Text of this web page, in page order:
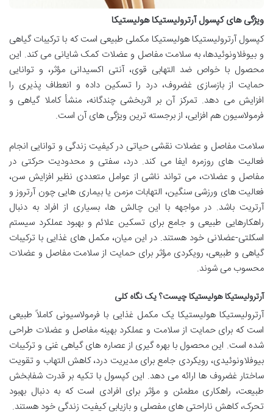
ویژگی های کپسول آرترولیستیکا هولیستیکا
کپسول آرترولیستیکا هولیستیکا مکملی طبیعی است که با ترکیبات گیاهی
و بیوفلاونوئیدها، به سلامت مفاصل و عضلات کمک شایانی می کند. این
محصول با خواص ضد التهابی قوی، آنتی اکسیدانی مؤثر، و توانایی
حمایت از بازسازی غضروف، درد را تسکین داده و انعطاف پذیری را
افزایش می دهد. تمرکز آن بر اثربخشی چندگانه، منشأ کاملا گیاهی و
فرمولاسیون هم افزایی، از برجسته ترین ویژگی های آن است.
سلامت مفاصل و عضلات نقشی حیاتی در کیفیت زندگی و توانایی انجام
فعالیت های روزمره ایفا می کند. درد، سفتی و محدودیت حرکتی در
مفاصل و عضلات، می تواند ناشی از عوامل متعددی نظیر افزایش سن،
فعالیت های ورزشی سنگین، التهابات مزمن یا بیماری هایی چون آرتروز و
آرتریت باشد. در مواجهه با این چالش ها، بسیاری از افراد به دنبال
راهکارهایی طبیعی و جامع برای تسکین علائم و بهبود عملکرد سیستم
اسکلتی-عضلانی خود هستند. در این میان، مکمل های غذایی با ترکیبات
گیاهی و طبیعی، رویکردی مؤثر برای حمایت از سلامت مفاصل و عضلات
محسوب می شوند.
آرترولیستیکا هولیستیکا چیست؟ یک نگاه کلی
آرترولیستیکا هولیستیکا یک مکمل غذایی با فرمولاسیونی کاملاً طبیعی
است که برای حمایت از سلامت و عملکرد بهینه مفاصل و عضلات طراحی
شده است. این محصول با بهره گیری از عصاره های گیاهی غنی و ترکیبات
بیوفلاونوئیدی، رویکردی جامع برای مدیریت درد، کاهش التهاب و تقویت
ساختار غضروف ها ارائه می دهد. این کپسول با تکیه بر قدرت شفابخش
طبیعت، راهکاری مطمئن و مؤثر برای افرادی است که به دنبال بهبود
تحرک، کاهش ناراحتی های مفصلی و بازیابی کیفیت زندگی خود هستند.